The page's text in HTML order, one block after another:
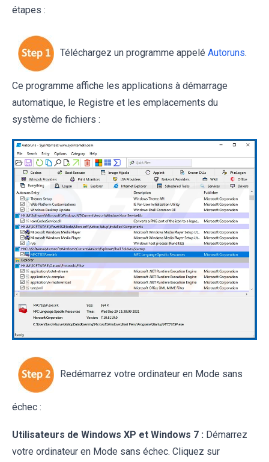
étapes :
Téléchargez un programme appelé Autoruns.
Ce programme affiche les applications à démarrage
automatique, le Registre et les emplacements du
système de fichiers :
Redémarrez votre ordinateur en Mode sans
échec :
Utilisateurs de Windows XP et Windows 7 : Démarrez
votre ordinateur en Mode sans échec. Cliquez sur